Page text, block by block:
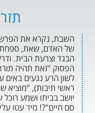
תזריע
את הפרשיות העוסקות
שאת, ספחת, בהרת, נגעי
הבית. ודרשו רבותינו
תהיה תורת המצורע",
נגעים באים עליו, 'ה מ צ ו ר
"מוציא שם רע".
ושמע רוכל שמכריז בקול
מיד עטו עליו כל מי